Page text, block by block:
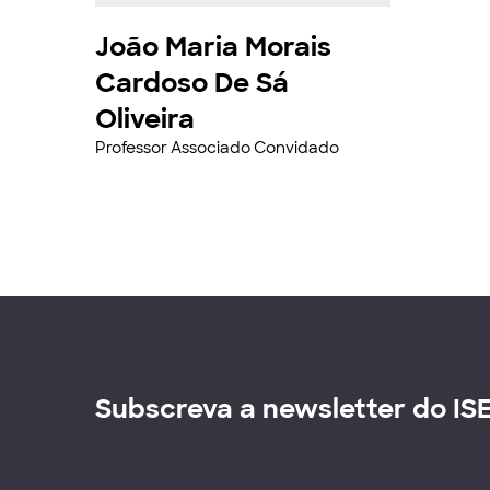
João Maria Morais
Cardoso De Sá
Oliveira
Professor Associado Convidado
Subscreva a newsletter do